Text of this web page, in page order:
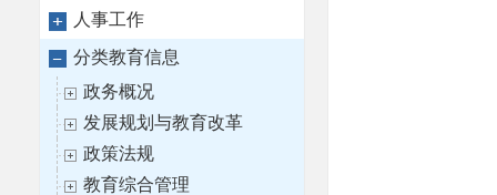
人事工作
分类教育信息
政务概况
发展规划与教育改革
政策法规
教育综合管理